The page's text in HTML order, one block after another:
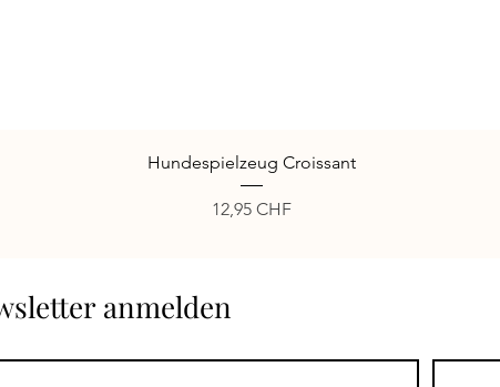
Schnellansicht
Hundespielzeug Croissant
Preis
12,95 CHF
anmelden